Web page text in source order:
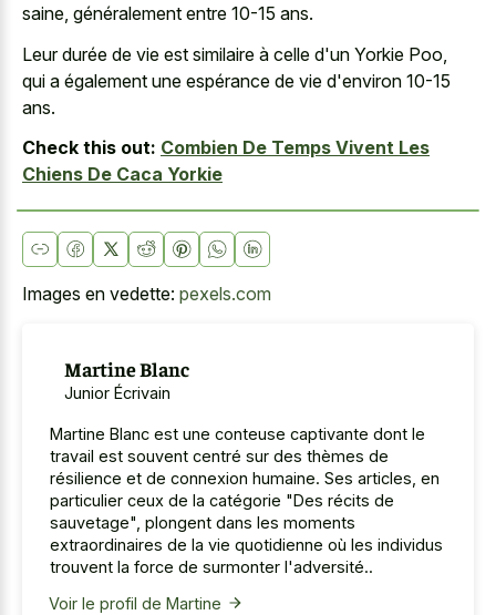
saine, généralement entre 10-15 ans.
Leur durée de vie est similaire à celle d'un Yorkie Poo,
qui a également une espérance de vie d'environ 10-15
ans.
Check this out: Combien De Temps Vivent Les
Chiens De Caca Yorkie
Images en vedette: pexels.com
Martine Blanc
Junior Écrivain
Martine Blanc est une conteuse captivante dont le
travail est souvent centré sur des thèmes de
résilience et de connexion humaine. Ses articles, en
particulier ceux de la catégorie "Des récits de
sauvetage", plongent dans les moments
extraordinaires de la vie quotidienne où les individus
trouvent la force de surmonter l'adversité..
Voir le profil de Martine